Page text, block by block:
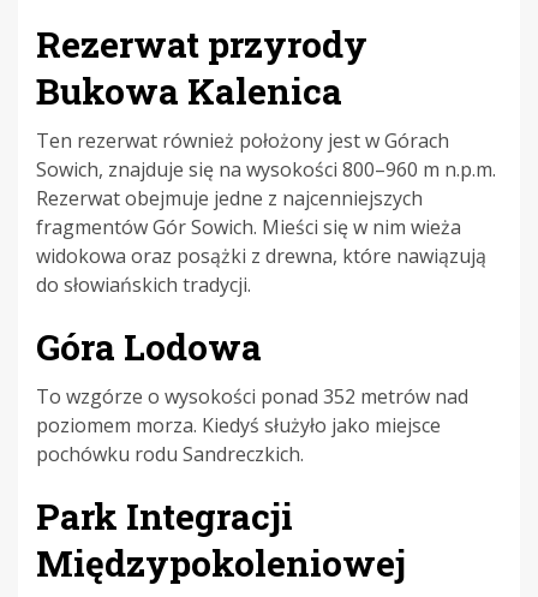
Rezerwat przyrody
Bukowa Kalenica
Ten rezerwat również położony jest w Górach
Sowich, znajduje się na wysokości 800–960 m n.p.m.
Rezerwat obejmuje jedne z najcenniejszych
fragmentów Gór Sowich. Mieści się w nim wieża
widokowa oraz posążki z drewna, które nawiązują
do słowiańskich tradycji.
Góra Lodowa
To wzgórze o wysokości ponad 352 metrów nad
poziomem morza. Kiedyś służyło jako miejsce
pochówku rodu Sandreczkich.
Park Integracji
Międzypokoleniowej